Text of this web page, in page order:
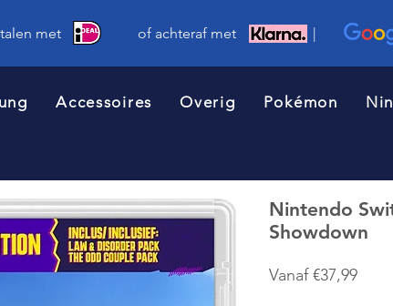
met of achteraf met |
Accessoires Overig Pokémon
Nintendo
Showdown
Vanaf€37,99